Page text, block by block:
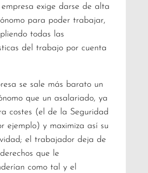
exige darse de alta
para poder trabajar,
todas las
del trabajo por cuenta
se sale más barato un
que un asalariado, ya
costes (el de la Seguridad
ejemplo) y maximiza así su
el trabajador deja de
que le
como tal y el